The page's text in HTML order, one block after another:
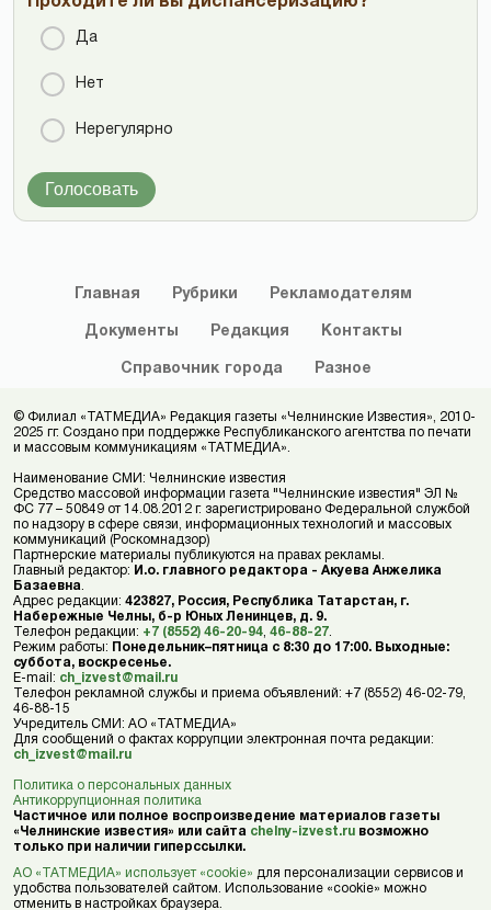
Да
Нет
Нерегулярно
Голосовать
Главная Рубрики Рекламодателям
Документы Редакция Контакты
Справочник города Разное
© Филиал «ТАТМЕДИА» Редакция газеты «Челнинские Известия», 2010-
2025 гг. Создано при поддержке Республиканского агентства по печати
и массовым коммуникациям «ТАТМЕДИА».
Наименование СМИ: Челнинские известия
Средство массовой информации газета "Челнинские известия" ЭЛ №
ФС 77 – 50849 от 14.08.2012 г. зарегистрировано Федеральной службой
по надзору в сфере связи, информационных технологий и массовых
коммуникаций (Роскомнадзор)
Партнерские материалы публикуются на правах рекламы.
Главный редактор: И.о. главного редактора - Акуева Анжелика
Базаевна
Адрес редакции: 423827, Россия, Республика Татарстан, г.
Набережные Челны, б-р Юных Ленинцев, д. 9.
Телефон редакции: +7 (8552) 46-20-94 46-88-27
Режим работы: Понедельник–пятница с 8:30 до 17:00. Выходные:
суббота, воскресенье.
E-mail: ch_izvest@mail.ru
Телефон рекламной службы и приема объявлений: +7 (8552) 46-02-79,
46-88-15
Учредитель СМИ: АО «ТАТМЕДИА»
Для сообщений о фактах коррупции электронная почта редакции:
ch_izvest@mail.ru
Политика о персональных данных
Антикоррупционная политика
Частичное или полное воспроизведение материалов газеты
«Челнинские известия» или сайта chelny-izvest.ru возможно
только при наличии гиперссылки.
АО «ТАТМЕДИА» использует «cookie» для персонализации сервисов и
удобства пользователей сайтом. Использование «cookie» можно
отменить в настройках браузера.